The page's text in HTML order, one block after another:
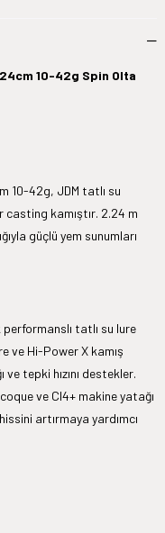
10-42g Spin Olta
10-42g, JDM tatlı su
kamıştır. 2.24 m
güçlü yem sunumları
tatlı su lure
ve Hi-Power X kamış
ve tepki hızını destekler.
ve CI4+ makine yatağı
artırmaya yardımcı